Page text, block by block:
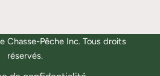
Chasse-Pêche Inc. Tous droits
réservés.